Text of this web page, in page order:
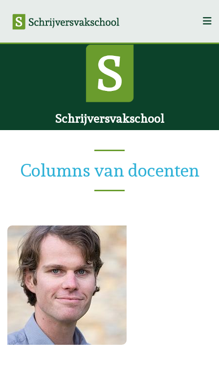
Schrijversvakschool
Columns van docenten